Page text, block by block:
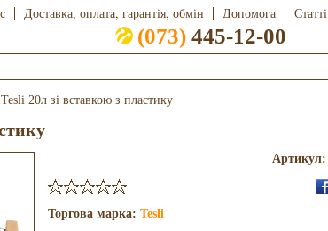
Доставка, оплата, гарантія, обмін Допомога Статті
(073) 445-12-00
20л зі вставкою з пластику
Артикул:
Торгова марка: Tesli